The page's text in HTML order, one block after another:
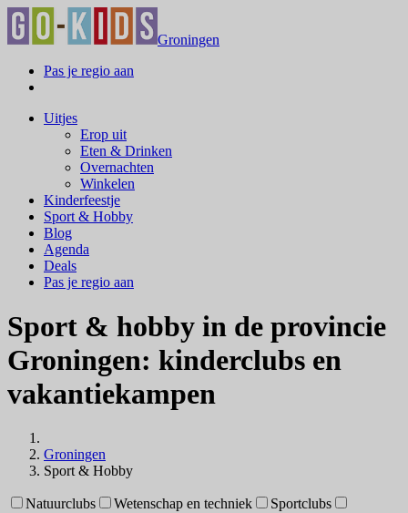
Groningen
Pas je regio aan
Uitjes
Erop uit
Eten & Drinken
Overnachten
Winkelen
Kinderfeestje
Sport & Hobby
Blog
Agenda
Deals
Pas je regio aan
Sport & hobby in de provincie
Groningen: kinderclubs en
vakantiekampen
Groningen
Sport & Hobby
Natuurclubs Wetenschap en techniek
Sportclubs